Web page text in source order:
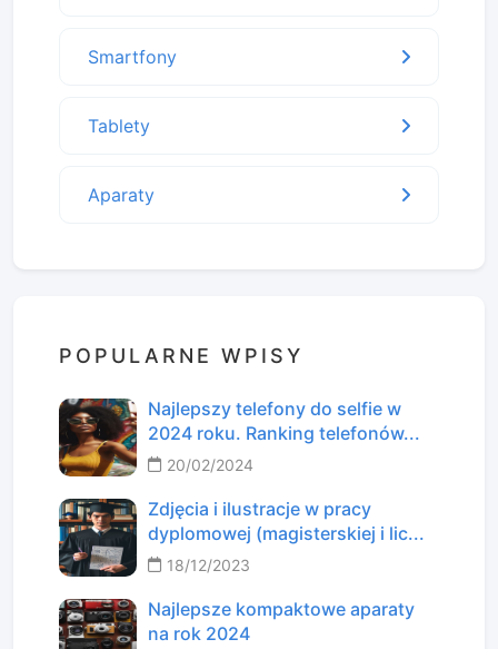
Smartfony
Tablety
Aparaty
POPULARNE WPISY
Najlepszy telefony do selfie w
2024 roku. Ranking telefonów...
20/02/2024
Zdjęcia i ilustracje w pracy
dyplomowej (magisterskiej i lic...
18/12/2023
Najlepsze kompaktowe aparaty
na rok 2024